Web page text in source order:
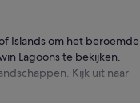
Islands om het beroemde
Lagoons te bekijken.
Kijk uit naar